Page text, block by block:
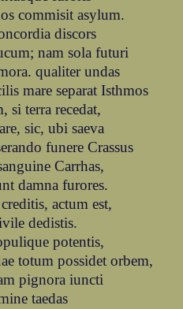
commisit asylum.
discors
nam sola futuri
qualiter undas
mare separat Isthmos
si terra recedat,
sic, ubi saeva
funere Crassus
Carrhas,
damna furores.
actum est,
dedistis.
potentis,
totum possidet orbem,
pignora iuncti
taedas